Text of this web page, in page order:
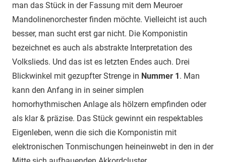
man das Stück in der Fassung mit dem Meuroer
Mandolinenorchester finden möchte. Vielleicht ist auch
besser, man sucht erst gar nicht. Die Komponistin
bezeichnet es auch als abstrakte Interpretation des
Volkslieds. Und das ist es letzten Endes auch. Drei
Blickwinkel mit gezupfter Strenge in Nummer 1 . Man
kann den Anfang in in seiner simplen
homorhythmischen Anlage als hölzern empfinden oder
als klar & präzise. Das Stück gewinnt ein respektables
Eigenleben, wenn die sich die Komponistin mit
elektronischen Tonmischungen heineinwebt in den in der